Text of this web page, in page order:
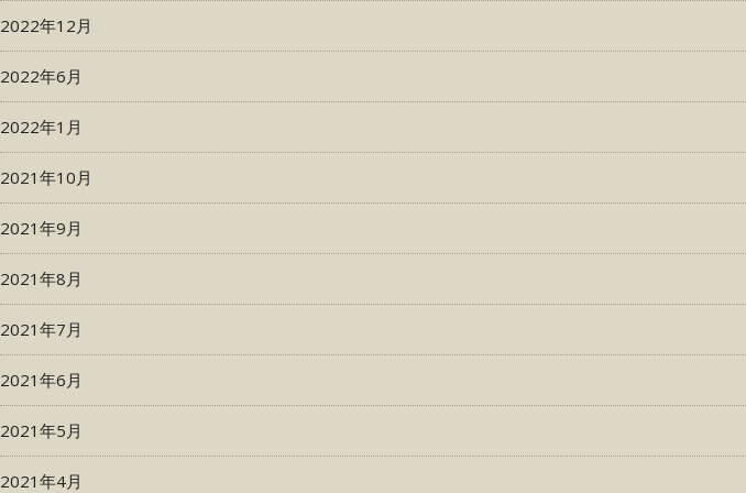
2022年12月
2022年6月
2022年1月
2021年10月
2021年9月
2021年8月
2021年7月
2021年6月
2021年5月
2021年4月